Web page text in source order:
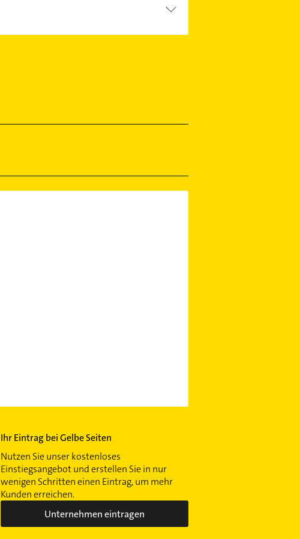
Ihr Eintrag bei Gelbe Seiten
Nutzen Sie unser kostenloses
Einstiegsangebot und erstellen Sie in nur
wenigen Schritten einen Eintrag, um mehr
Kunden erreichen.
Unternehmen eintragen